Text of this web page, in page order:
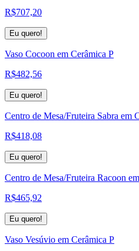
R$707,20
Eu quero!
Vaso Cocoon em Cerâmica P
R$482,56
Eu quero!
Centro de Mesa/Fruteira Sabra em
R$418,08
Eu quero!
Centro de Mesa/Fruteira Racoon
R$465,92
Eu quero!
Vaso Vesúvio em Cerâmica P